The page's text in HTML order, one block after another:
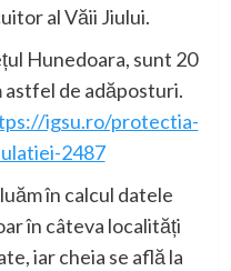
al Văii Jiului.
Hunedoara, sunt 20
astfel de adăposturi.
igsu.ro/protectia-
2487
în calcul datele
în câteva localități
iar cheia se află la